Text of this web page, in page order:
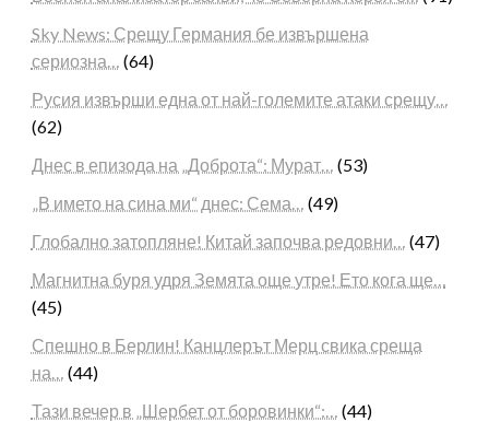
Sky News: Срещу Германия бе извършена
сериозна… (64)
Русия извърши една от най-големите атаки срещу…
(62)
Днес в епизода на „Доброта“: Мурат… (53)
„В името на сина ми“ днес: Сема… (49)
Глобално затопляне! Китай започва редовни… (47)
Магнитна буря удря Земята още утре! Ето кога ще…
(45)
Спешно в Берлин! Канцлерът Мерц свика среща
на… (44)
Тази вечер в „Шербет от боровинки“:… (44)